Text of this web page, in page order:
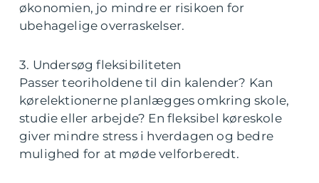
økonomien, jo mindre er risikoen for
ubehagelige overraskelser.
3. Undersøg fleksibiliteten
Passer teoriholdene til din kalender? Kan
kørelektionerne planlægges omkring skole,
studie eller arbejde? En fleksibel køreskole
giver mindre stress i hverdagen og bedre
mulighed for at møde velforberedt.